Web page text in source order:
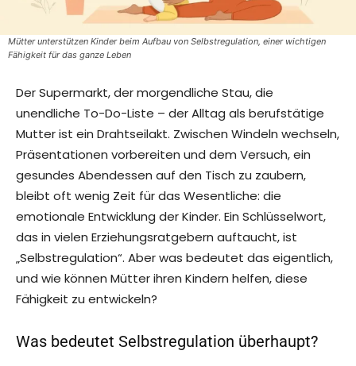
Mütter unterstützen Kinder beim Aufbau von Selbstregulation, einer wichtigen
Fähigkeit für das ganze Leben
Der Supermarkt, der morgendliche Stau, die
unendliche To-Do-Liste – der Alltag als berufstätige
Mutter ist ein Drahtseilakt. Zwischen Windeln wechseln,
Präsentationen vorbereiten und dem Versuch, ein
gesundes Abendessen auf den Tisch zu zaubern,
bleibt oft wenig Zeit für das Wesentliche: die
emotionale Entwicklung der Kinder. Ein Schlüsselwort,
das in vielen Erziehungsratgebern auftaucht, ist
„Selbstregulation“. Aber was bedeutet das eigentlich,
und wie können Mütter ihren Kindern helfen, diese
Fähigkeit zu entwickeln?
Was bedeutet Selbstregulation überhaupt?